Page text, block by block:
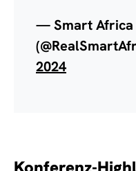
— Smart Africa
2024